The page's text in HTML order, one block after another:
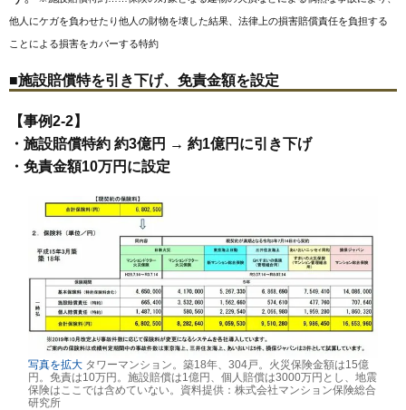
他人にケガを負わせたり他人の財物を壊した結果、法律上の損害賠償責任を負担する
ことによる損害をカバーする特約
■施設賠償特を引き下げ、免責金額を設定
【事例2-2】
・施設賠償特約 約3億円 → 約1億円に引き下げ
・免責金額10万円に設定
写真を拡大 タワーマンション。築18年、304戸。火災保険金額は15億
円。免責は10万円。施設賠償は1億円、個人賠償は3000万円とし、地震
保険はここでは含めていない。資料提供：株式会社マンション保険総合
研究所